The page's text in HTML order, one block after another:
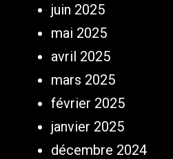
juin 2025
mai 2025
avril 2025
mars 2025
février 2025
janvier 2025
décembre 2024